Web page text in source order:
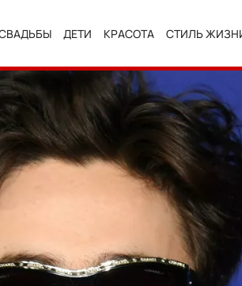
ДЕТИ КРАСОТА СТИЛЬ